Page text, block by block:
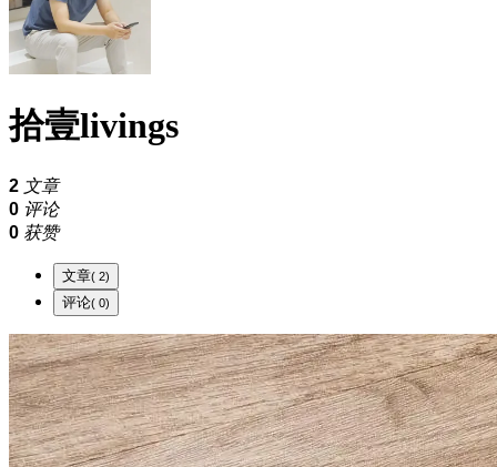
拾壹livings
2 文章
0 评论
0 获赞
文章 ( 2)
评论 ( 0)